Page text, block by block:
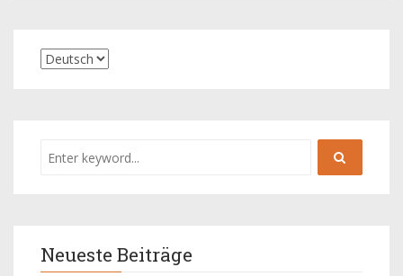
Neueste Beiträge